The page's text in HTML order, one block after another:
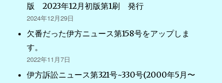
版 2023年12月初版第1刷 発行
2024年12月29日
欠番だった伊方ニュース第158号をアップしま
す。
2022年11月7日
伊方訴訟ニュース第321号~330号(2000年5月〜